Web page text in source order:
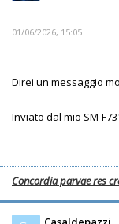
01/06/2026, 15:05
Direi un messaggio
Inviato dal mio SM-
Concordia parvae res